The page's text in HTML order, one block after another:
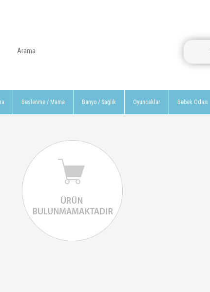
Beslenme / Mama Banyo / Sağlık Oyuncaklar Bebek Odası